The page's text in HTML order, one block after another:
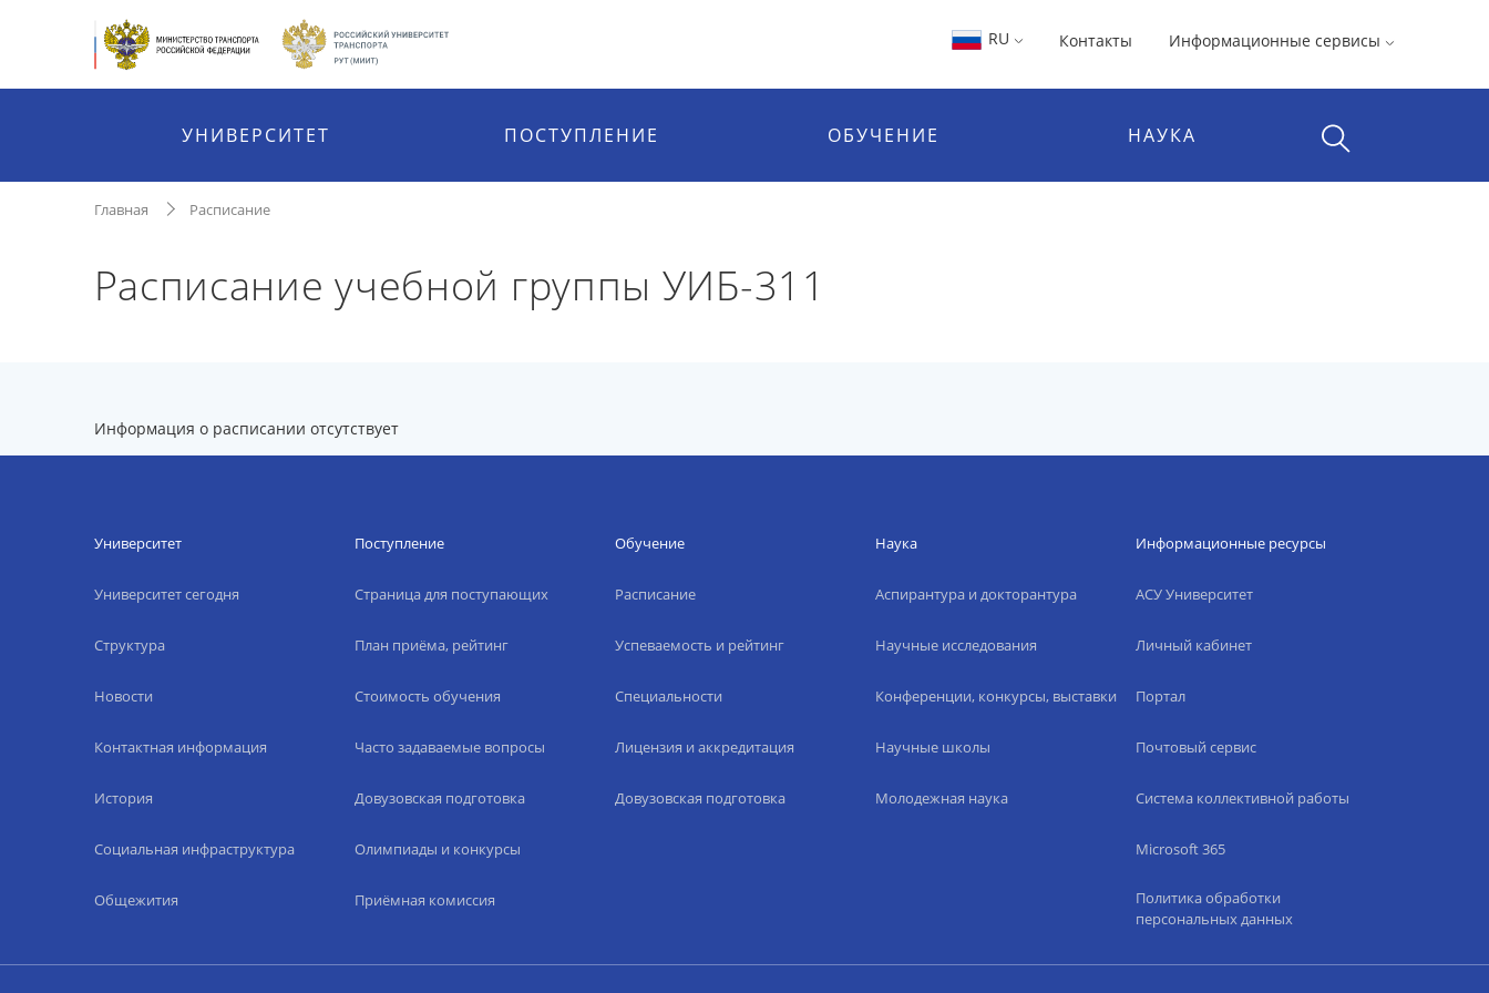
RU Контакты Информационные сервисы
УНИВЕРСИТЕТ ПОСТУПЛЕНИЕ ОБУЧЕНИЕ НАУКА
Главная Расписание
Расписание учебной группы УИБ-311
Информация о расписании отсутствует
Университет
Университет сегодня
Структура
Новости
Контактная информация
История
Социальная инфраструктура
Общежития
Поступление
Страница для поступающих
План приёма, рейтинг
Стоимость обучения
Часто задаваемые вопросы
Довузовская подготовка
Олимпиады и конкурсы
Приёмная комиссия
Обучение
Расписание
Успеваемость и рейтинг
Специальности
Лицензия и аккредитация
Довузовская подготовка
Наука
Аспирантура и докторантура
Научные исследования
Конференции, конкурсы, выставки
Научные школы
Молодежная наука
Информационные ресурсы
АСУ Университет
Личный кабинет
Портал
Почтовый сервис
Система коллективной работы
Microsoft 365
Политика обработки
персональных данных